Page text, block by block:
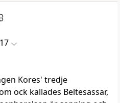
Kores' tredje
ock kallades Beltesassar,